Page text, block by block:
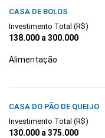
CASA DE BOLOS
Investimento Total (R$)
138.000 a 300.000
Alimentação
CASA DO PÃO DE QUEIJO
Investimento Total (R$)
130.000 a 375.000